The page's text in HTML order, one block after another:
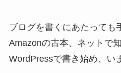
ブログを書くにあたっても
Amazonの古本、ネットで
WordPressで書き始め、い